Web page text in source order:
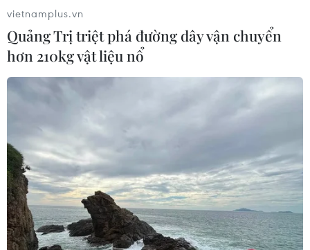
Đội K93 quy tập được 11 bộ hài cốt liệt
sỹ trên địa bàn An Giang
Mở rộng không gian cống hiến cho
cộng đồng người Việt Nam ở nước
ngoài
08/08/2026 11:00
vietnamplus.vn
Quảng Trị triệt phá đường dây vận chuyển
hơn 210kg vật liệu nổ